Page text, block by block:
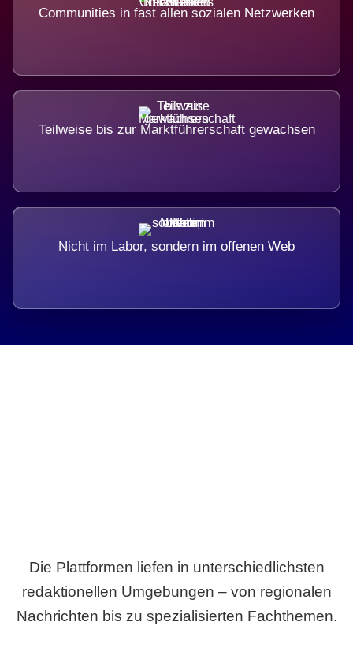
Communities in fast allen sozialen Netzwerken
Teilweise bis zur Marktführerschaft gewachsen
Nicht im Labor, sondern im offenen Web
Die Plattformen liefen in unterschiedlichsten
redaktionellen Umgebungen – von regionalen
Nachrichten bis zu spezialisierten Fachthemen.